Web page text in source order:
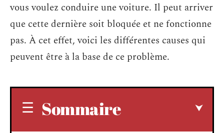
vous voulez conduire une voiture. Il peut arriver
que cette dernière soit bloquée et ne fonctionne
pas. À cet effet, voici les différentes causes qui
peuvent être à la base de ce problème.
Sommaire